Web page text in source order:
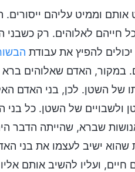
אותם וממיט עליהם
חייהם לאלוהים. רק כשבני
להפיץ את עבודת
במקור, האדם שאלוהים
של השטן. לכן, בני האדם
ולשבויים של השטן. כל בני
שברא, שהייתה הדבר
שהוא ישיב לעצמו את בני
חיים, ועליו להשיב אותם